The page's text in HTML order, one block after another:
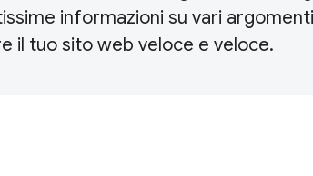
informazioni su vari argomenti
il tuo sito web veloce e veloce.